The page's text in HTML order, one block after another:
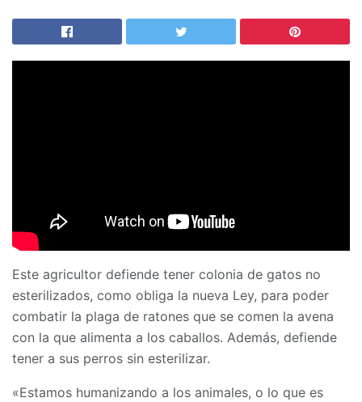
Este agricultor defiende tener colonia de gatos no
esterilizados, como obliga la nueva Ley, para poder
combatir la plaga de ratones que se comen la avena
con la que alimenta a los caballos. Además, defiende
tener a sus perros sin esterilizar.
«Estamos humanizando a los animales, o lo que es